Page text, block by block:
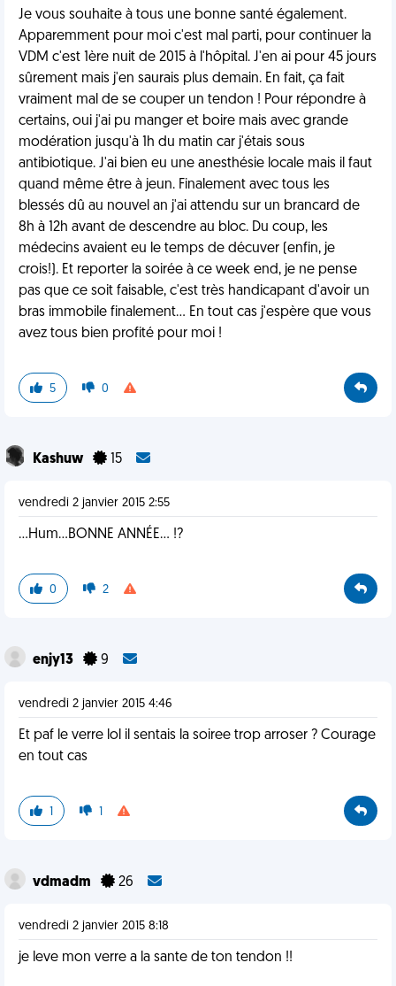
Je vous souhaite à tous une bonne santé également.
Apparemment pour moi c'est mal parti, pour continuer la
VDM c'est 1ère nuit de 2015 à l'hôpital. J'en ai pour 45 jours
sûrement mais j'en saurais plus demain. En fait, ça fait
vraiment mal de se couper un tendon ! Pour répondre à
certains, oui j'ai pu manger et boire mais avec grande
modération jusqu'à 1h du matin car j'étais sous
antibiotique. J'ai bien eu une anesthésie locale mais il faut
quand même être à jeun. Finalement avec tous les
blessés dû au nouvel an j'ai attendu sur un brancard de
8h à 12h avant de descendre au bloc. Du coup, les
médecins avaient eu le temps de décuver (enfin, je
crois!). Et reporter la soirée à ce week end, je ne pense
pas que ce soit faisable, c'est très handicapant d'avoir un
bras immobile finalement... En tout cas j'espère que vous
avez tous bien profité pour moi !
5 0
Kashuw 15
vendredi 2 janvier 2015 2:55
...Hum...BONNE ANNÉE... !?
0 2
enjy13 9
vendredi 2 janvier 2015 4:46
Et paf le verre lol il sentais la soiree trop arroser ? Courage
en tout cas
1 1
vdmadm 26
vendredi 2 janvier 2015 8:18
je leve mon verre a la sante de ton tendon !!